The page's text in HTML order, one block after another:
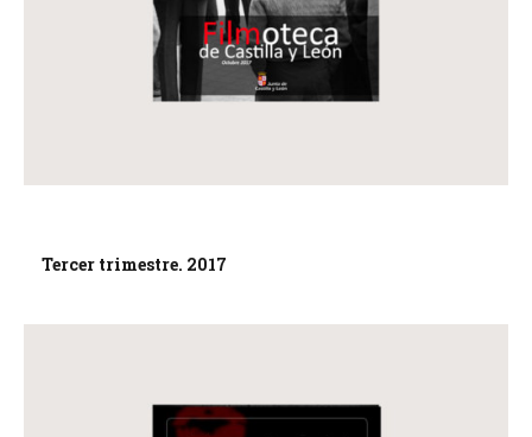
Tercer trimestre. 2017